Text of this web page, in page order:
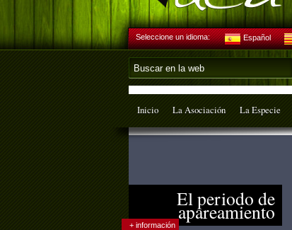
Seleccione un idioma: Español
Inicio La Asociación La Especie
El periodo de
apareamiento
+ información